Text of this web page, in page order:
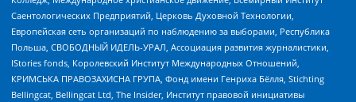
Саентологических Предприятий, Церковь Духовной Технологии,
Европейская сеть организаций по наблюдению за выборами, Республика
Польша, СВОБОДНЫЙ ИДЕЛЬ-УРАЛ, Ассоциация развития журналистики,
IStories fonds, Королевский Институт Международных Отношений,
КРИМСЬКА ПРАВОЗАХИСНА ГРУПА, Фонд имени Генриха Бёлля, Stichting
Bellingcat, Bellingcat Ltd, The Insider, Институт правовой инициативы